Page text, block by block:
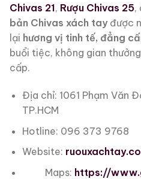
Chivas 21, Rượu Chivas 25,
bản Chivas xách tayđược
lại hương vị tinh tế, đẳng
buổi tiệc, không gian
cấp.
Địa chỉ: 1061 Phạm Văn
TP.HCM
Hotline: 096 373 9768
Website:
Maps: https://